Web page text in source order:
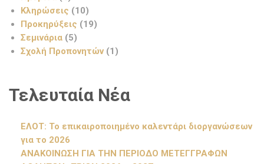
Κληρώσεις (10)
Προκηρύξεις (19)
Σεμινάρια (5)
Σχολή Προπονητών (1)
Τελευταία Νέα
ΕΛΟΤ: Το επικαιροποιημένο καλεντάρι διοργανώσεων
για το 2026
ΑΝΑΚΟΙΝΩΣΗ ΓΙΑ ΤΗΝ ΠΕΡΙΟΔΟ ΜΕΤΕΓΓΡΑΦΩΝ